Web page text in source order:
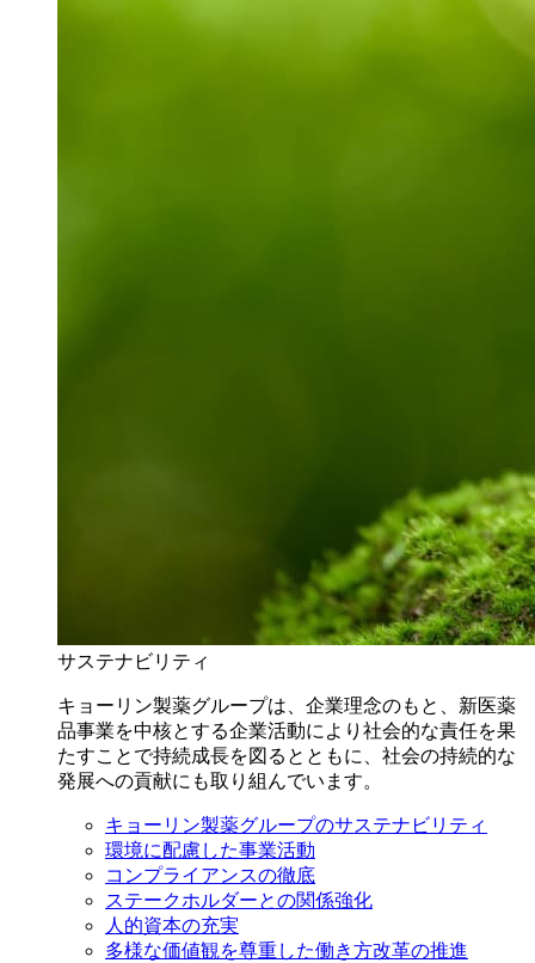
サステナビリティ
キョーリン製薬グループは、企業理念のもと、新医薬
品事業を中核とする企業活動により社会的な責任を果
たすことで持続成長を図るとともに、社会の持続的な
発展への貢献にも取り組んでいます。
キョーリン製薬グループのサステナビリティ
環境に配慮した事業活動
コンプライアンスの徹底
ステークホルダーとの関係強化
人的資本の充実
多様な価値観を尊重した働き方改革の推進